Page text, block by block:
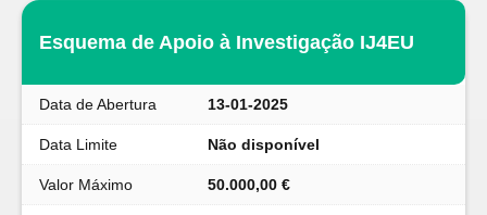
Esquema de Apoio à Investigação IJ4EU
Data de Abertura 13-01-2025
Data Limite Não disponível
Valor Máximo 50.000,00 €